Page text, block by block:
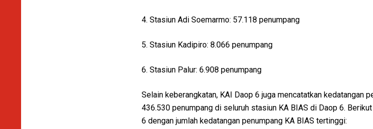
4. Stasiun Adi Soemarmo: 57.118 penumpang
5. Stasiun Kadipiro: 8.066 penumpang
6. Stasiun Palur: 6.908 penumpang
Selain keberangkatan, KAI Daop 6 juga mencatatkan kedatangan
436.530 penumpang di seluruh stasiun KA BIAS di Daop 6.
6 dengan jumlah kedatangan penumpang KA BIAS tertinggi: